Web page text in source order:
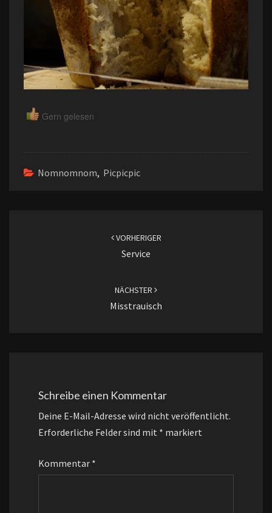
Gern gelesen
Nomnomnom, Picpicpic
VORHERIGER
Service
NÄCHSTER
Misstrauisch
Schreibe einen Kommentar
Deine E-Mail-Adresse wird nicht veröffentlicht.
Erforderliche Felder sind mit * markiert
Kommentar *